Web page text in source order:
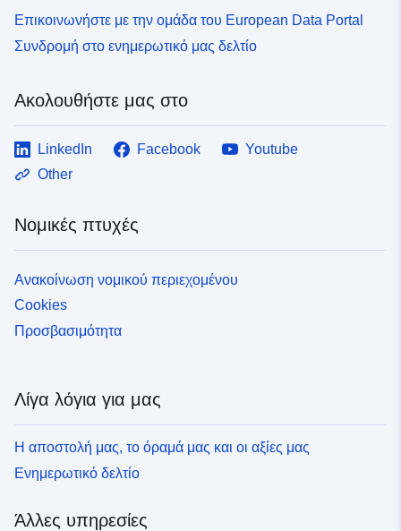
Επικοινωνήστε με την ομάδα του European Data Portal
Συνδρομή στο ενημερωτικό μας δελτίο
Ακολουθήστε μας στο
LinkedIn Facebook
Youtube
Other
Νομικές πτυχές
Ανακοίνωση νομικού περιεχομένου
Cookies
Προσβασιμότητα
Λίγα λόγια για μας
Η αποστολή μας, το όραμά μας και οι αξίες μας
Ενημερωτικό δελτίο
Άλλες υπηρεσίες